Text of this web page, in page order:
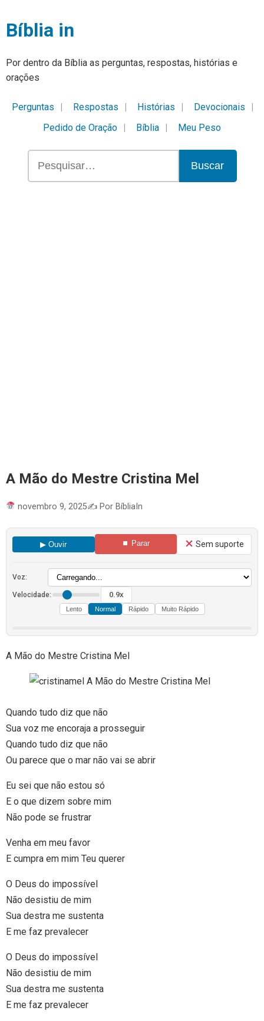
Bíblia in
Por dentro da Bíblia as perguntas, respostas, histórias e
orações
Perguntas Respostas Histórias
Devocionais
Pedido de Oração
Bíblia Meu Peso
Buscar
A Mão do Mestre Cristina Mel
novembro 9, 2025✍️ Por BíbliaIn
▶ Ouvir ⏹ Parar Sem suporte
Voz:
Velocidade: 0.9x
Lento Normal Rápido Muito Rápido
A Mão do Mestre Cristina Mel
Quando tudo diz que não
Sua voz me encoraja a prosseguir
Quando tudo diz que não
Ou parece que o mar não vai se abrir
Eu sei que não estou só
E o que dizem sobre mim
Não pode se frustrar
Venha em meu favor
E cumpra em mim Teu querer
O Deus do impossível
Não desistiu de mim
Sua destra me sustenta
E me faz prevalecer
O Deus do impossível
Não desistiu de mim
Sua destra me sustenta
E me faz prevalecer